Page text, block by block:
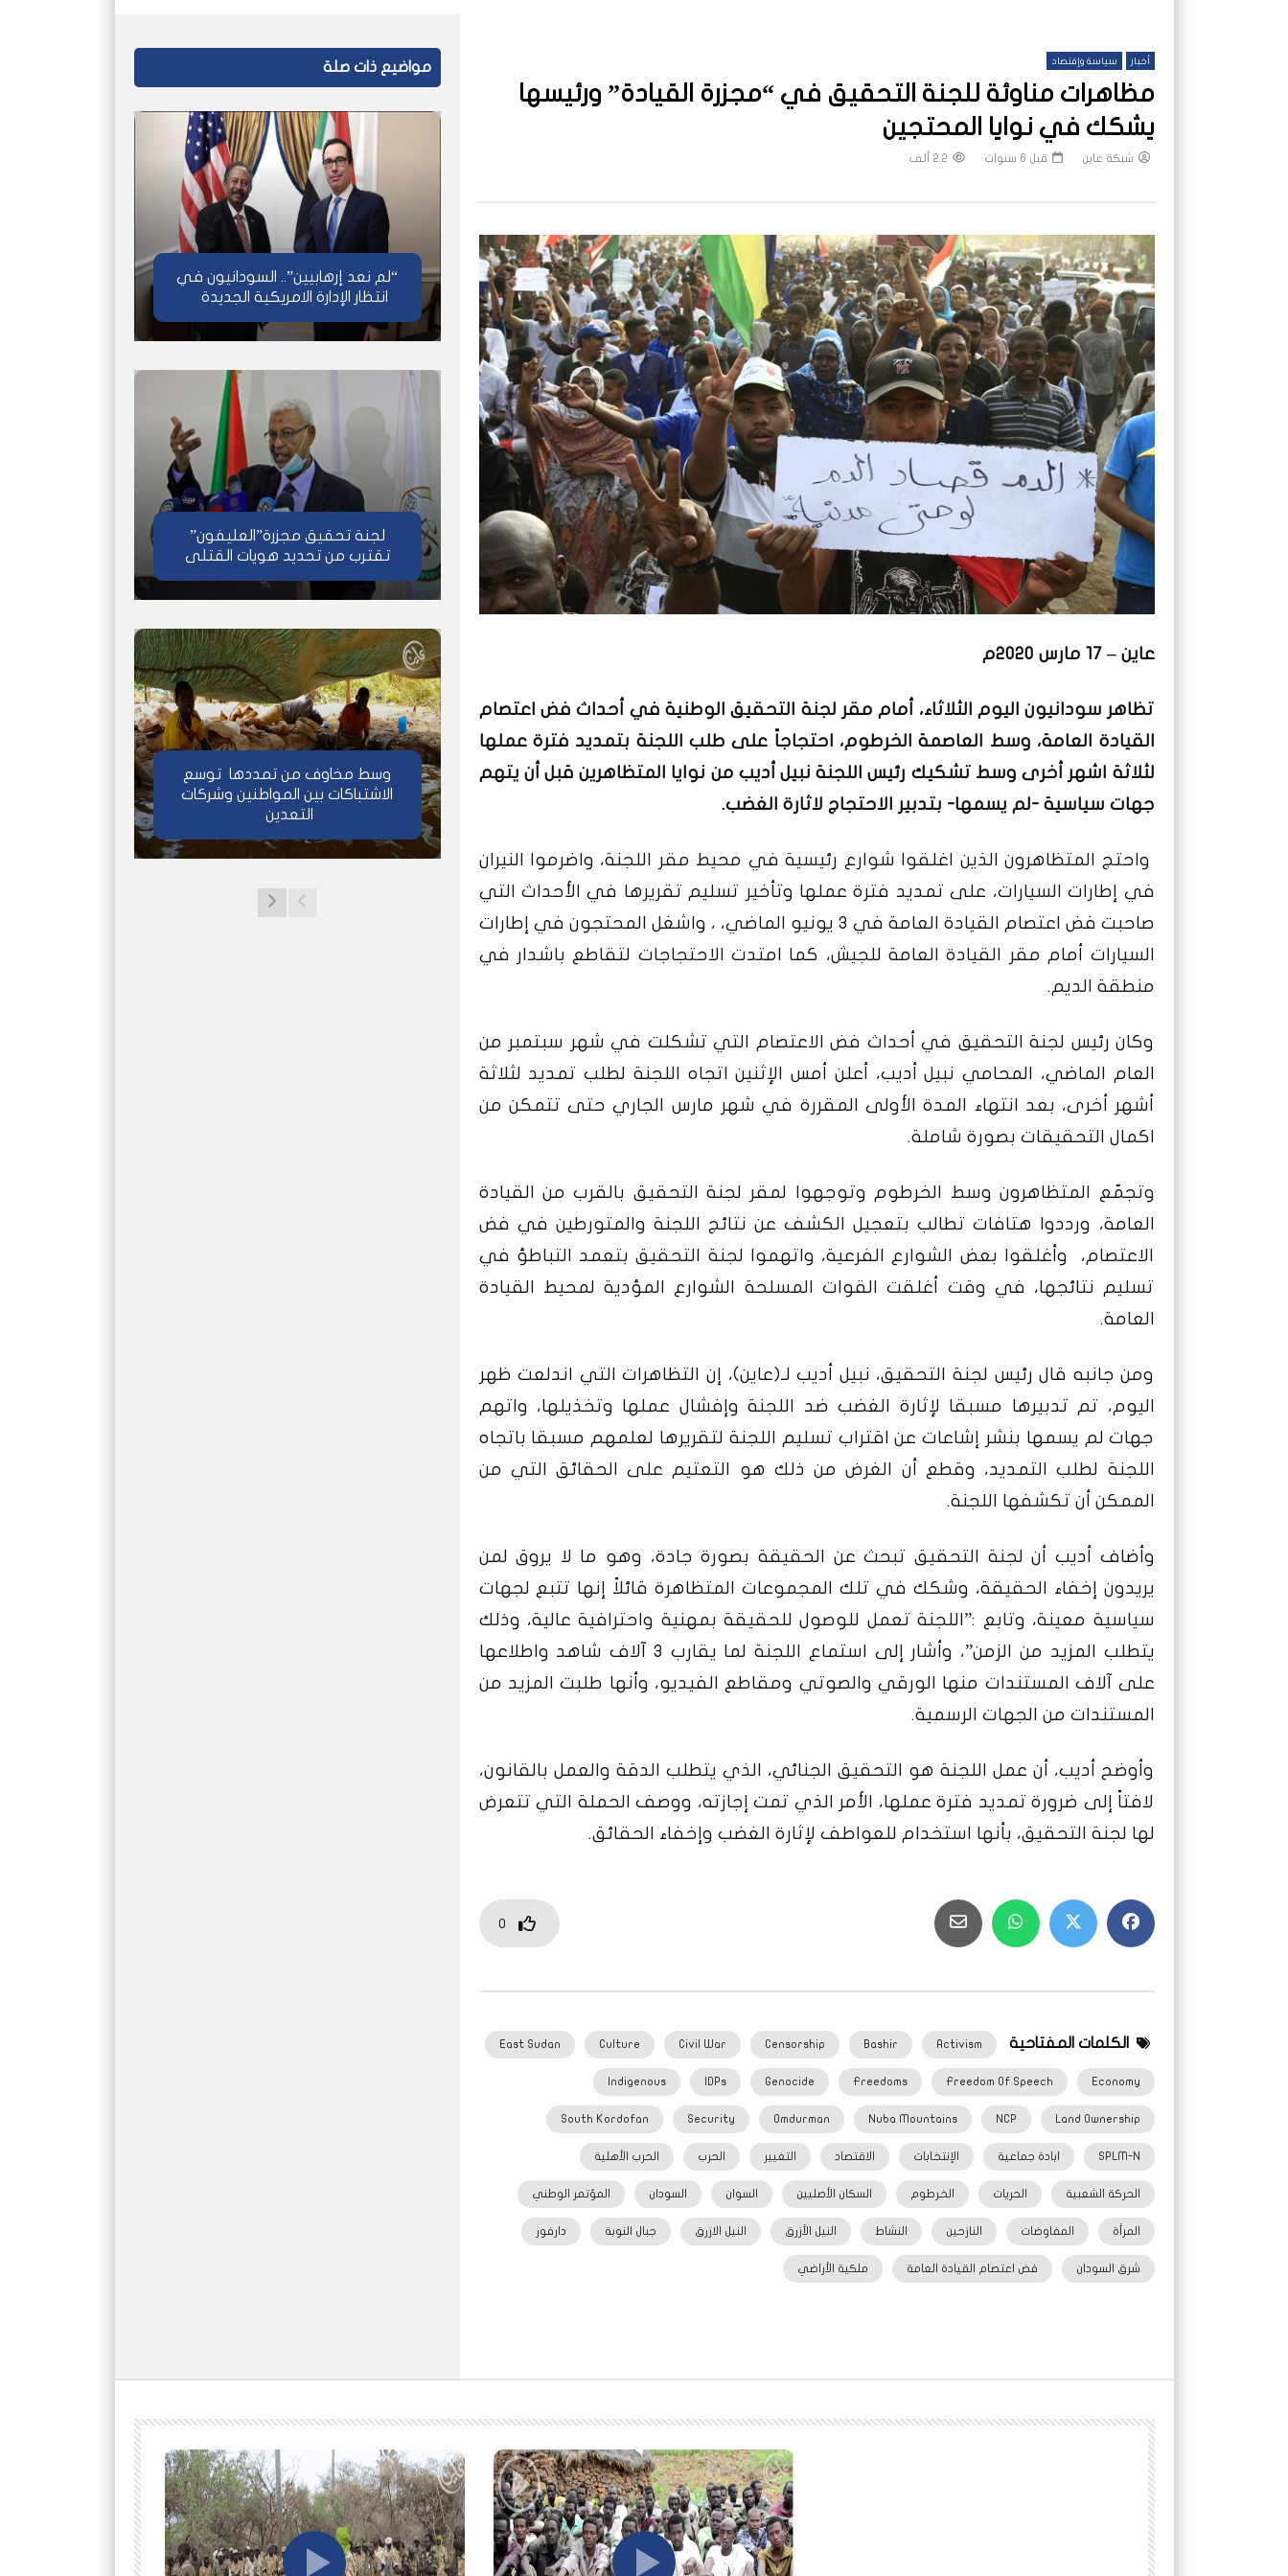
أخبار سياسة وإقتصاد
مظاهرات مناوئة للجنة التحقيق في “مجزرة القيادة” ورئيسها
يشكك في نوايا المحتجين
شبكة عاين قبل 6 سنوات 2.2 ألف
عاين – 17 مارس 2020م
تظاهر سودانيون اليوم الثلاثاء، أمام مقر لجنة التحقيق الوطنية في أحداث فض اعتصام
القيادة العامة، وسط العاصمة الخرطوم، احتجاجاً على طلب اللجنة بتمديد فترة عملها
لثلاثة اشهر أخرى وسط تشكيك رئيس اللجنة نبيل أديب من نوايا المتظاهرين قبل أن يتهم
جهات سياسية -لم يسمها- بتدبير الاحتجاج لاثارة الغضب.
واحتج المتظاهرون الذين اغلقوا شوارع رئيسية في محيط مقر اللجنة، واضرموا النيران
في إطارات السيارات، على تمديد فترة عملها وتأخير تسليم تقريرها في الأحداث التي
صاحبت فض اعتصام القيادة العامة في 3 يونيو الماضي، ، واشغل المحتجون في إطارات
السيارات أمام مقر القيادة العامة للجيش، كما امتدت الاحتجاجات لتقاطع باشدار في
منطقة الديم.
وكان رئيس لجنة التحقيق في أحداث فض الاعتصام التي تشكلت في شهر سبتمبر من
العام الماضي، المحامي نبيل أديب، أعلن أمس الإثنين اتجاه اللجنة لطلب تمديد لثلاثة
أشهر أخرى، بعد انتهاء المدة الأولى المقررة في شهر مارس الجاري حتى تتمكن من
اكمال التحقيقات بصورة شاملة.
وتجمّع المتظاهرون وسط الخرطوم وتوجهوا لمقر لجنة التحقيق بالقرب من القيادة
العامة، ورددوا هتافات تطالب بتعجيل الكشف عن نتائج اللجنة والمتورطين في فض
الاعتصام، وأغلقوا بعض الشوارع الفرعية، واتهموا لجنة التحقيق بتعمد التباطؤ في
تسليم نتائجها، في وقت أغلقت القوات المسلحة الشوارع المؤدية لمحيط القيادة
العامة.
ومن جانبه قال رئيس لجنة التحقيق، نبيل أديب لـ(عاين)، إن التظاهرات التي اندلعت ظهر
اليوم، تم تدبيرها مسبقا لإثارة الغضب ضد اللجنة وإفشال عملها وتخذيلها، واتهم
جهات لم يسمها بنشر إشاعات عن اقتراب تسليم اللجنة لتقريرها لعلمهم مسبقا باتجاه
اللجنة لطلب التمديد، وقطع أن الغرض من ذلك هو التعتيم على الحقائق التي من
الممكن أن تكشفها اللجنة.
وأضاف أديب أن لجنة التحقيق تبحث عن الحقيقة بصورة جادة، وهو ما لا يروق لمن
يريدون إخفاء الحقيقة، وشكك في تلك المجموعات المتظاهرة قائلاً إنها تتبع لجهات
سياسية معينة، وتابع :”اللجنة تعمل للوصول للحقيقة بمهنية واحترافية عالية، وذلك
يتطلب المزيد من الزمن”، وأشار إلى استماع اللجنة لما يقارب 3 آلاف شاهد واطلاعها
على آلاف المستندات منها الورقي والصوتي ومقاطع الفيديو، وأنها طلبت المزيد من
المستندات من الجهات الرسمية.
وأوضح أديب، أن عمل اللجنة هو التحقيق الجنائي، الذي يتطلب الدقة والعمل بالقانون،
لافتاً إلى ضرورة تمديد فترة عملها، الأمر الذي تمت إجازته، ووصف الحملة التي تتعرض
لها لجنة التحقيق، بأنها استخدام للعواطف لإثارة الغضب وإخفاء الحقائق.
0
الكلمات المفتاحية Activism
Bashir
Censorship
Civil War
Culture
East Sudan
Economy
Freedom Of Speech
Freedoms
Genocide
IDPs
Indigenous
Land Ownership
NCP
Nuba Mountains
Omdurman
Security
South Kordofan
SPLM-N ابادة جماعية الإنتخابات الاقتصاد التغيير الحرب الحرب الأهلية
الحركة الشعبية الحريات الخرطوم السكان الأصليين السوان السودان المؤتمر الوطني
المرأة المفاوضات النازحين النشاط النيل الأزرق النيل الازرق جبال النوبة دارفور
شرق السودان فض اعتصام القيادة العامة ملكية الأراضي
مواضيع ذات صلة
“لم نعد إرهابيين”.. السودانيون في
انتظار الإدارة الامريكية الجديدة
لجنة تحقيق مجزرة”العليفون”
تقترب من تحديد هويات القتلى
وسط مخاوف من تمددها توسع
الاشتباكات بين المواطنين وشركات
التعدين